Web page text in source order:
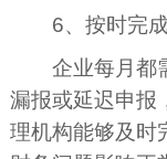
6、按时完
企业每月都
漏报或延迟申报
理机构能够及时